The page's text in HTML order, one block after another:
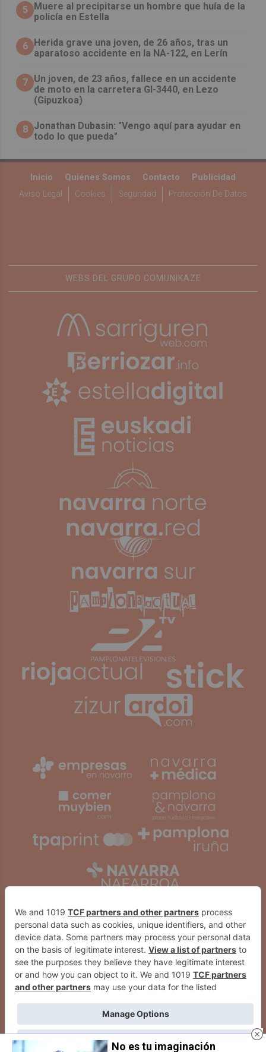
5
Muere al precipitarse un hombre que huía de la
policía en Estella
6
Herida grave una joven, de 26 años, tras un
aparatoso accidente en la NA-122, en Lerín
7 Un joven, de 23 años, fallece en un accidente
de moto en la carretera GI-3440, en Lezo
(Gipuzkoa)
8 Jonathan Dubasin: "Vengo aquí para ayudar en
todo lo que pueda"
Inicio Quiénes Somos Contacto
Publicidad
Aviso Legal
Cookies Seguridad Protección De Datos
WEBS DEL GRUPO COMUNIKAZE
No es tu imaginación